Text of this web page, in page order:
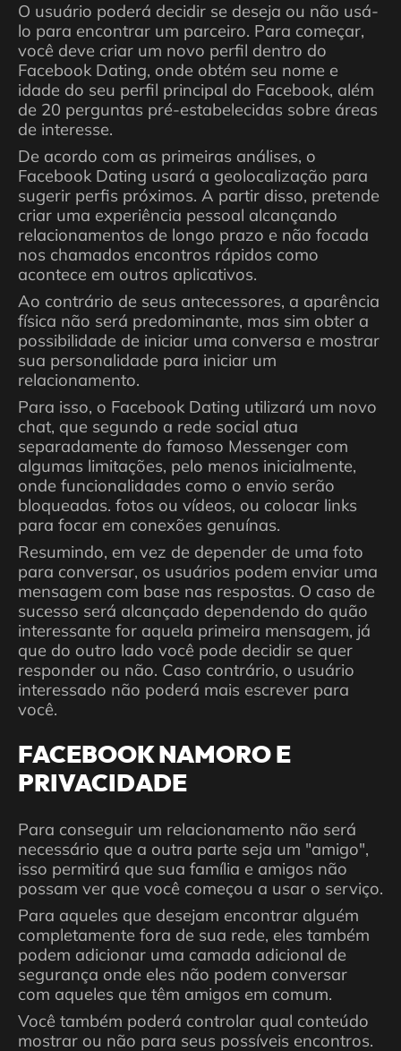
O usuário poderá decidir se deseja ou não usá-
lo para encontrar um parceiro. Para começar,
você deve criar um novo perfil dentro do
Facebook Dating, onde obtém seu nome e
idade do seu perfil principal do Facebook, além
de 20 perguntas pré-estabelecidas sobre áreas
de interesse.
De acordo com as primeiras análises, o
Facebook Dating usará a geolocalização para
sugerir perfis próximos. A partir disso, pretende
criar uma experiência pessoal alcançando
relacionamentos de longo prazo e não focada
nos chamados encontros rápidos como
acontece em outros aplicativos.
Ao contrário de seus antecessores, a aparência
física não será predominante, mas sim obter a
possibilidade de iniciar uma conversa e mostrar
sua personalidade para iniciar um
relacionamento.
Para isso, o Facebook Dating utilizará um novo
chat, que segundo a rede social atua
separadamente do famoso Messenger com
algumas limitações, pelo menos inicialmente,
onde funcionalidades como o envio serão
bloqueadas. fotos ou vídeos, ou colocar links
para focar em conexões genuínas.
Resumindo, em vez de depender de uma foto
para conversar, os usuários podem enviar uma
mensagem com base nas respostas. O caso de
sucesso será alcançado dependendo do quão
interessante for aquela primeira mensagem, já
que do outro lado você pode decidir se quer
responder ou não. Caso contrário, o usuário
interessado não poderá mais escrever para
você.
FACEBOOK NAMORO E
PRIVACIDADE
Para conseguir um relacionamento não será
necessário que a outra parte seja um "amigo",
isso permitirá que sua família e amigos não
possam ver que você começou a usar o serviço.
Para aqueles que desejam encontrar alguém
completamente fora de sua rede, eles também
podem adicionar uma camada adicional de
segurança onde eles não podem conversar
com aqueles que têm amigos em comum.
Você também poderá controlar qual conteúdo
mostrar ou não para seus possíveis encontros.